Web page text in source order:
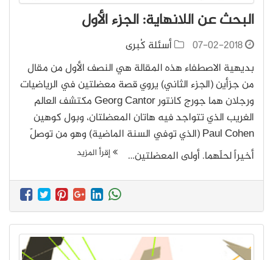
البحث عن اللانهاية: الجزء الأول
07-02-2018
أسئلة كُبرى
بديهية الاصطفاء هذه المقالة هي النصف الأول من مقال
من جزأين (الجزء الثاني) يروي قصة معضلتين في الرياضيات
ورجلان هما جورج كانتور Georg Cantor مكتشف العالم
الغريب الذي تتواجد فيه هاتان المعضلتان، وبول كوهين
Paul Cohen (الذي توفي السنة الماضية) وهو من توصلّ
أخيراً لحلّهما. أولى المعضلتين…
إقرأ المزيد